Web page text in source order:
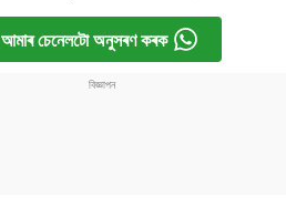
আমাৰ চেনেলটো অনুসৰণ কৰক